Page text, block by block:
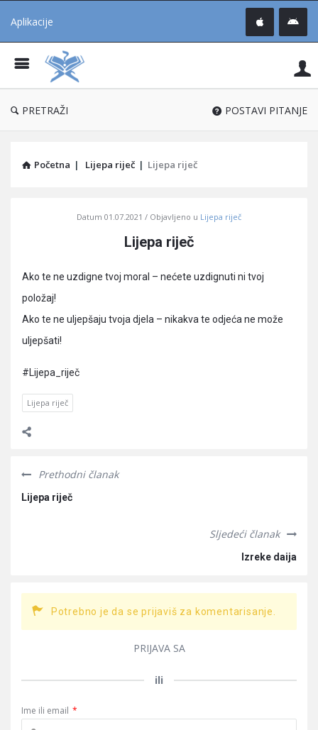
Aplikacije
®
PRETRAŽI POSTAVI PITANJE
Početna | Lijepa riječ | Lijepa riječ
Latest
Articles
Datum 01.07.2021 Objavljeno u Lijepa riječ
Lijepa riječ
Ako te ne uzdigne tvoj moral – nećete uzdignuti ni tvoj
položaj!
Ako te ne uljepšaju tvoja djela – nikakva te odjeća ne može
uljepšati!
#Lijepa_riječ
Lijepa riječ
Prethodni članak
Lijepa riječ
Sljedeći članak
Izreke daija
Potrebno je da se prijaviš za komentarisanje.
PRIJAVA SA
ili
Ime ili email *